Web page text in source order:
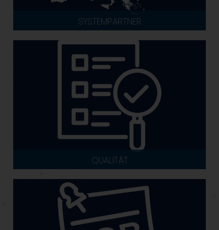
SYSTEMPARTNER
QUALITÄT